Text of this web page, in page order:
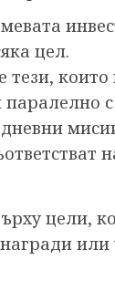
цел.
които
цели,